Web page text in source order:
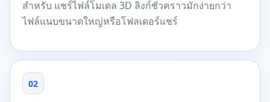
สำหรับ แชร์ไฟล์โมเดล 3D ลิงก์ชั่วคราวมักง่ายกว่า
ไฟล์แนบขนาดใหญ่หรือโฟลเดอร์แชร์
02